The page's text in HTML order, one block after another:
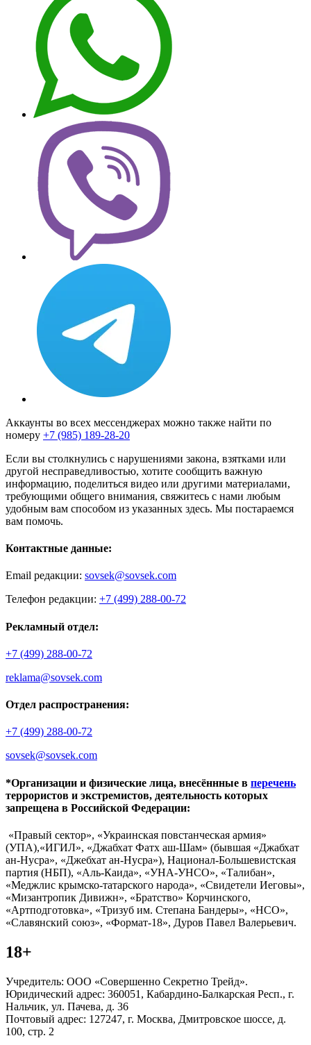
Аккаунты во всех мессенджерах можно также найти по
номеру +7 (985) 189-28-20
Если вы столкнулись с нарушениями закона, взятками или
другой несправедливостью, хотите сообщить важную
информацию, поделиться видео или другими материалами,
требующими общего внимания, свяжитесь с нами любым
удобным вам способом из указанных здесь. Мы постараемся
вам помочь.
Контактные данные:
Email редакции: sovsek@sovsek.com
Телефон редакции: +7 (499) 288-00-72
Рекламный отдел:
+7 (499) 288-00-72
reklama@sovsek.com
Отдел распространения:
+7 (499) 288-00-72
sovsek@sovsek.com
*Организации и физические лица, внесённные в перечень
террористов и экстремистов, деятельность которых
запрещена в Российской Федерации:
«Правый сектор», «Украинская повстанческая армия»
(УПА),«ИГИЛ», «Джабхат Фатх аш-Шам» (бывшая «Джабхат
ан-Нусра», «Джебхат ан-Нусра»), Национал-Большевистская
партия (НБП), «Аль-Каида», «УНА-УНСО», «Талибан»,
«Меджлис крымско-татарского народа», «Свидетели Иеговы»,
«Мизантропик Дивижн», «Братство» Корчинского,
«Артподготовка», «Тризуб им. Степана Бандеры», «НСО»,
«Славянский союз», «Формат-18», Дуров Павел Валерьевич.
18+
Учредитель: ООО «Совершенно Секретно Трейд».
Юридический адрес: 360051, Кабардино-Балкарская Респ., г.
Нальчик, ул. Пачева, д. 36
Почтовый адрес: 127247, г. Москва, Дмитровское шоссе, д.
100, стр. 2